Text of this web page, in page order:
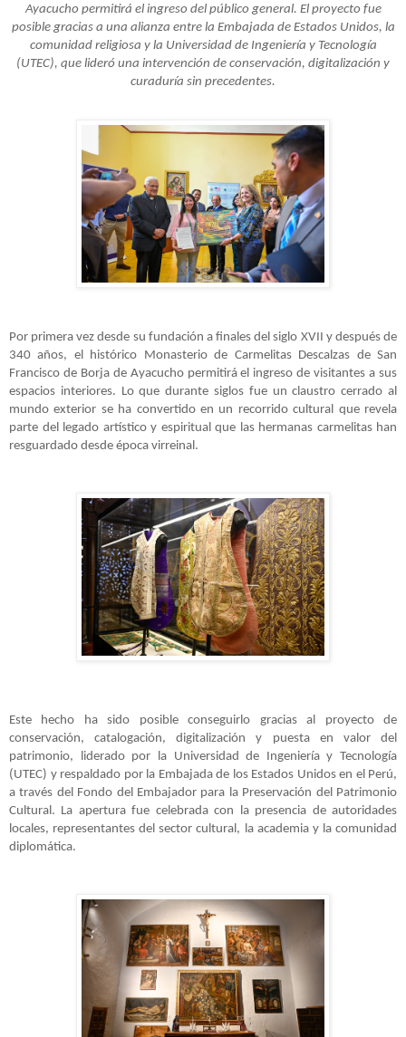
Ayacucho permitirá el ingreso del público general. El proyecto fue
posible gracias a una alianza entre la Embajada de Estados Unidos, la
comunidad religiosa y la Universidad de Ingeniería y Tecnología
(UTEC), que lideró una intervención de conservación, digitalización y
curaduría sin precedentes.
Por primera vez desde su fundación a finales del siglo XVII y después de
340 años, el histórico Monasterio de Carmelitas Descalzas de San
Francisco de Borja de Ayacucho permitirá el ingreso de visitantes a sus
espacios interiores. Lo que durante siglos fue un claustro cerrado al
mundo exterior se ha convertido en un recorrido cultural que revela
parte del legado artístico y espiritual que las hermanas carmelitas han
resguardado desde época virreinal.
Este hecho ha sido posible conseguirlo gracias al proyecto de
conservación, catalogación, digitalización y puesta en valor del
patrimonio, liderado por la Universidad de Ingeniería y Tecnología
(UTEC) y respaldado por la Embajada de los Estados Unidos en el Perú,
a través del Fondo del Embajador para la Preservación del Patrimonio
Cultural. La apertura fue celebrada con la presencia de autoridades
locales, representantes del sector cultural, la academia y la comunidad
diplomática.